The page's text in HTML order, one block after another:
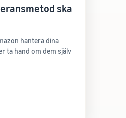
ska
hantera dina
ta hand om dem själv